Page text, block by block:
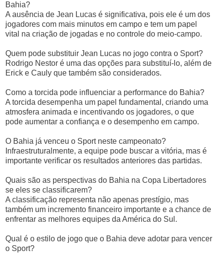
Bahia?
A ausência de Jean Lucas é significativa, pois ele é um dos
jogadores com mais minutos em campo e tem um papel
vital na criação de jogadas e no controle do meio-campo.
Quem pode substituir Jean Lucas no jogo contra o Sport?
Rodrigo Nestor é uma das opções para substituí-lo, além de
Erick e Cauly que também são considerados.
Como a torcida pode influenciar a performance do Bahia?
A torcida desempenha um papel fundamental, criando uma
atmosfera animada e incentivando os jogadores, o que
pode aumentar a confiança e o desempenho em campo.
O Bahia já venceu o Sport neste campeonato?
Infraestruturalmente, a equipe pode buscar a vitória, mas é
importante verificar os resultados anteriores das partidas.
Quais são as perspectivas do Bahia na Copa Libertadores
se eles se classificarem?
A classificação representa não apenas prestígio, mas
também um incremento financeiro importante e a chance de
enfrentar as melhores equipes da América do Sul.
Qual é o estilo de jogo que o Bahia deve adotar para vencer
o Sport?